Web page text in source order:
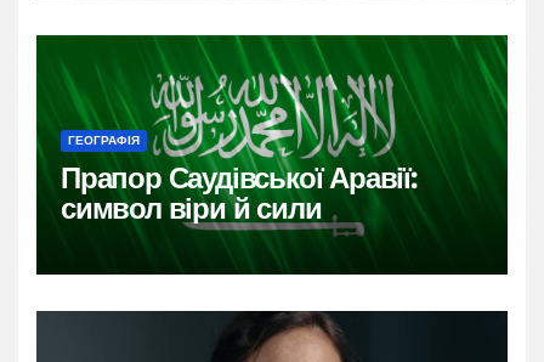
ГЕОГРАФІЯ
Прапор Саудівської Аравії:
символ віри й сили